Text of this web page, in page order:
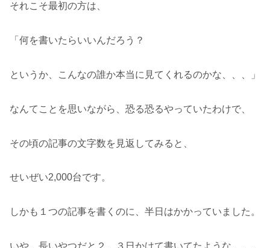
それこそ最初の方は、
「何を書いたらいいんだろう？
というか、こんなの誰か本当に見てくれるのかな、、、」
なんてことを思いながら、恐る恐るやっていたわけで、
その頃の記事の文字数を見返してみると、
せいぜい2,000台です。
しかも１つの記事を書くのに、半日はかかっていました。
いや、長いやつだと２、３日かけて書いてたような、、、